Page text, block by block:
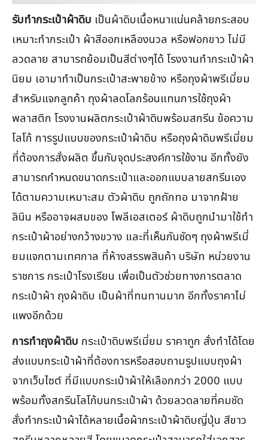
รับทำกระเป๋าผ้าดิบ เป็นผ้าดิบเนื้อหนาแน่นคล้ายกระสอบ
เหมาะทำกระเป๋า ผ้าสีออกเหลืองนวล หรือฟอกขาว ไม่มี
ลวดลาย สามารถย้อมเป็นสีต่างๆได้ โรงงานทำกระเป๋าผ้า
นิยม เอามาทำเป็นกระเป๋าสะพายข้าง หรือถุงผ้าพรีเมี่ยม
สำหรับแจกลูกค้า ถุงผ้าลดโลกร้อนแทนการใช้ถุงผ้า
พลาสติก โรงงานผลิตกระเป๋าผ้าดิบพร้อมสกรีน ข้อความ
โลโก้ การรูปแบบของกระเป๋าผ้าดิบ หรือถุงผ้าดิบพรีเมี่ยม
ที่ต้องการสั่งผลิต ขึ้นกับจุดประสงค์การใช้งาน อีกทั้งยัง
สามารถกำหนดขนาดกระเป๋าและออกแบบลายสกรีนเอง
ได้ตามความเหมาะสม ตัวผ้าดิบ ถูกถักทอ มาจากฝ้าย
ลินิน หรืออาจผสมของ โพลีเอสเตอร์ ผ้าดิบถูกนำมาใช้ทำ
กระเป๋าผ้าอย่างกว้างขวาง และที่เห็นกันชัดๆ ถุงผ้าพรีเมี่
ยมแจกตามเทศกาล ที่ห้างสรรพสินค้า บริษัท หน่วยงาน
ราชการ กระเป๋าโรงเรียน เพื่อเป็นตัวช่วยทางการตลาด
กระเป๋าผ้า ถุงผ้าดิบ เป็นผ้าที่ทนทานมาก อีกทั้งราคาไม่
แพงอีกด้วย
การทำถุงผ้าดิบ กระเป๋าดิบพรีเมี่ยม ราคาถูก สั่งทำได้โดย
ส่งแบบกระเป๋าผ้าที่ต้องการหรือสอบถามรูปแบบถุงผ้า
จากเว็บไซต์ ที่มีแบบกระเป๋าผ้าให้เลือกกว่า 2000 แบบ
พร้อมทั้งสกรีนโลโก้บนกระเป๋าผ้า ด้วยลวดลายที่คมชัด
สั่งทำกระเป๋าผ้าได้หลายเนื้อผ้ากระเป๋าผ้าดิบญี่ปุ่น สีขาว